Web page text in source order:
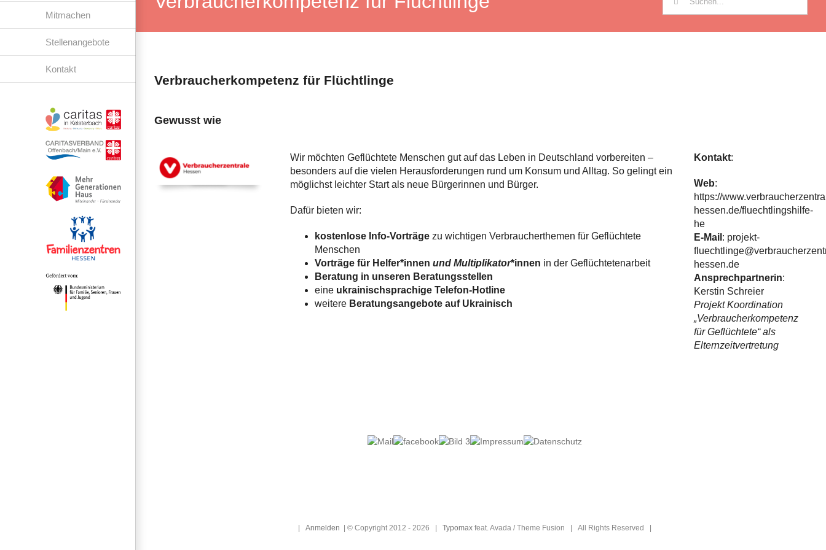
Mitmachen
Stellenangebote
Kontakt
nach:
Verbraucherkompetenz für Flüchtlinge
Gewusst wie
Wir möchten Geflüchtete Menschen gut auf das Leben in Deutschland vorbereiten –
besonders auf die vielen Herausforderungen rund um Konsum und Alltag. So gelingt ein
möglichst leichter Start als neue Bürgerinnen und Bürger.
Dafür bieten wir:
kostenlose Info-Vorträge zu wichtigen Verbraucherthemen für Geflüchtete
Menschen
Vorträge für Helfer*innen und Multiplikator*innen in der Geflüchtetenarbeit
Beratung in unseren Beratungsstellen
eine ukrainischsprachige Telefon-Hotline
weitere Beratungsangebote auf Ukrainisch
Kontakt:
Web:
https://
hessen.de/fluechtlingshilfe-
he
E-Mail : projekt-
hessen.de
Ansprechpartnerin:
Kerstin Schreier
Projekt Koordination
„Verbraucherkompetenz
für Geflüchtete“ als
Elternzeitvertretung
Anmelden | © Copyright 2012 - 2026 | Typomax feat. Avada / Theme Fusion | All Rights Reserved |